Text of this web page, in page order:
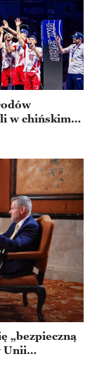
w chińskim
„bezpieczną
Unii